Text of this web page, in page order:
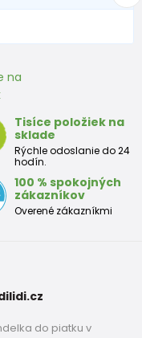
195–197 mm
201–203 mm
208–210 mm
213–215 mm
na
Tisíce položiek na
sklade
Rýchle odoslanie do 24
hodín.
100 % spokojných
zákazníkov
Overené zákazníkmi
do piatku v